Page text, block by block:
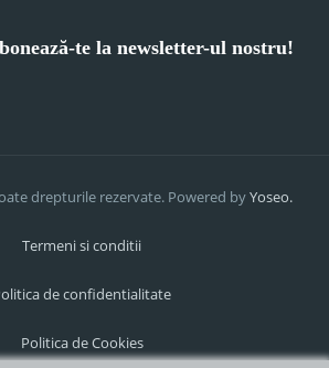
te la newsletter-ul nostru!
drepturile rezervate. Powered byYoseo.
Termeni si conditii
de confidentialitate
Politica de Cookies